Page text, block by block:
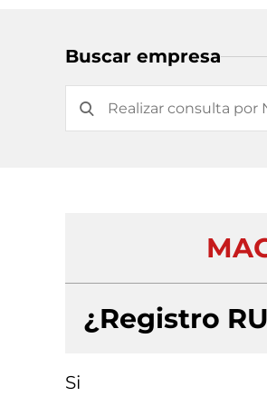
Buscar empresa
¿Registro
Si